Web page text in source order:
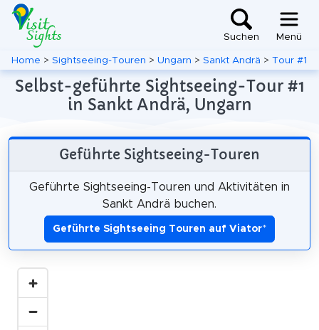
Suchen Menü
Home > Sightseeing-Touren > Ungarn > Sankt Andrä > Tour #1
Selbst-geführte Sightseeing-Tour #1
in Sankt Andrä, Ungarn
Geführte Sightseeing-Touren
Geführte Sightseeing-Touren und Aktivitäten in
Sankt Andrä buchen.
Geführte Sightseeing Touren auf Viator*